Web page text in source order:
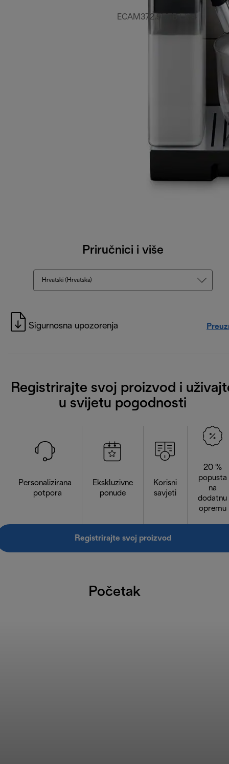
ECAM372.95.TB EX:4
Priručnici i više
Hrvatski (Hrvatska)
Sigurnosna upozorenja
Registrirajte svoj proizvod i
u svijetu pogodnosti
Personalizirana
potpora
Ekskluzivne
ponude
Korisni
savjeti
20 %
popusta
na
dodatnu
opremu
Registrirajte svoj proizvod
Početak